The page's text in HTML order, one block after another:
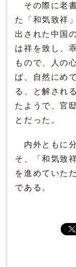
その際に老
た「和気致祥
出された中国
は祥を致し、
もので、人の
ば、自然にめ
る、と解され
たようで、官
とだった。
内外ともに
そ、「和気致
を進めていた
である。